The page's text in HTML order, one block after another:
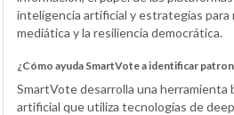
inteligencia artificial y estrategias para
mediática y la resiliencia democrática.
¿Cómo ayuda SmartVote a identificar
SmartVote desarrolla una herramienta
artificial que utiliza tecnologías de